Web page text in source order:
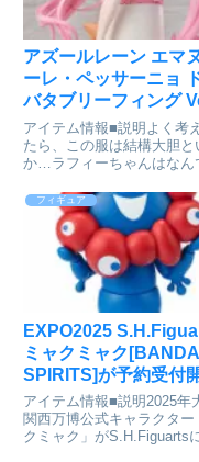
アズールレーン エマ
ーレ・ペッサーニョ
バタブリーフィング
1/7 完成品フィギュア[
ナスボックス]が予約
開始
アイテム情報■説明よく考
たら、この服は結構大胆と
か…ラフィーちゃんはなん
アプリゲーム『アズールレ
より、ナヴィガトーリ級駆
「エマヌエーレ・ペッサー
がフィギュアで登場！！今
フィギュア
EXPO2025
ミャクミャク[BANDAI
SPIRITS]が予約受付
アイテム情報■説明2025年
関西万博公式キャラクター
クミャク」がS.H.Figuarts